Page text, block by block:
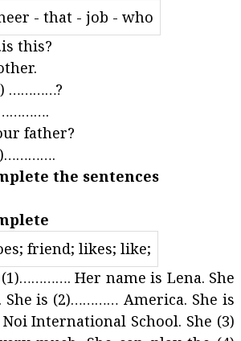
- that - job - who
this?
…………?
father?
the sentences
friend; likes; like;
Her name is Lena. She
She is (2)………… America. She is
International School. She (3)